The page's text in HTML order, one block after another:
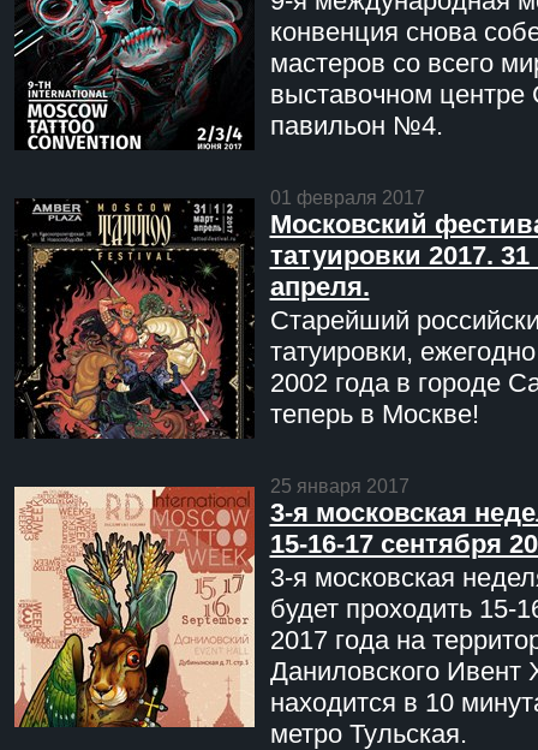
конвенция снова
мастеров со всего
выставочном центре
павильон №4.
01 февраля 2017
Московский
татуировки 2017. 31
апреля.
Старейший
татуировки,
2002 года в городе
теперь в Москве!
25 января 2017
3-я московская
15-16-17 сентября
3-я московская
будет проходить 15-
2017 года на
Даниловского Ивент
находится в 10
метро Тульская.